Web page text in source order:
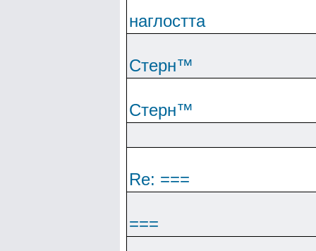
наглостта
Cтepн™
Cтepн™
Re: ===
===